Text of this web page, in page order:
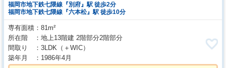
福岡市地下鉄七隈線『別府』駅 徒歩2分
福岡市地下鉄七隈線『六本松』駅 徒歩10分
専有面積
81m²
所在階
地上13階建 2階部分2階部分
間取り
3LDK （＋WIC）
築年月
1986年4月